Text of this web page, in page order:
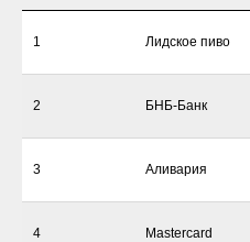
1 Лидское пиво
2 БНБ-Банк
3 Аливария
4 Mastercard